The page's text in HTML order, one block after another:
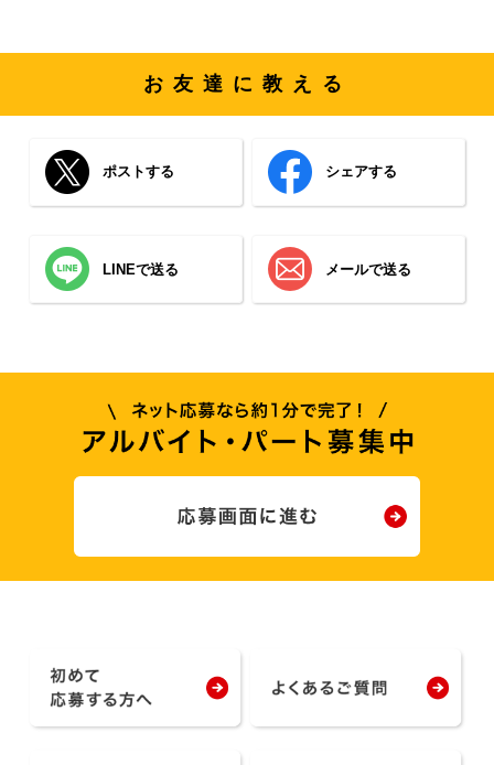
お友達に教える
ポストする シェアする
LINEで送る メールで送る